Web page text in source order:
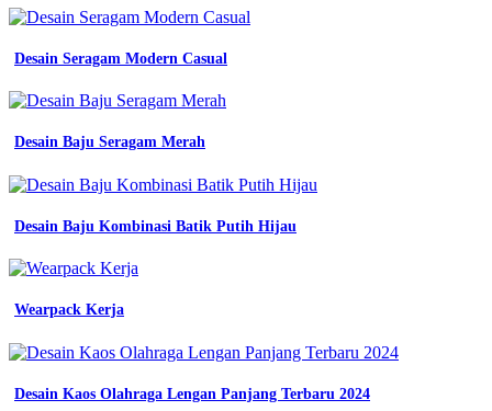
cdr
jual
wearpack
safety
setelan
seragam
hitam
Kaos
Anak
shopee
indonesia
wearpack
safety
polos
Desain Seragam Modern Casual
Desain Baju Seragam Merah
Desain Baju Kombinasi Batik Putih Hijau
Wearpack Kerja
Desain Kaos Olahraga Lengan Panjang Terbaru 2024